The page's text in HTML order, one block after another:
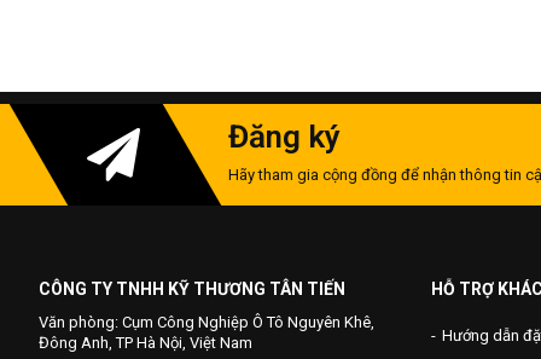
Đăng ký
Hãy tham gia cộng đồng để nhận thông tin
CÔNG TY TNHH KỸ THƯƠNG TÂN TIẾN
Văn phòng: Cụm Công Nghiệp Ô Tô Nguyên Khê,
Đông Anh, TP Hà Nội, Việt Nam
HỖ TRỢ
Hướng dẫn